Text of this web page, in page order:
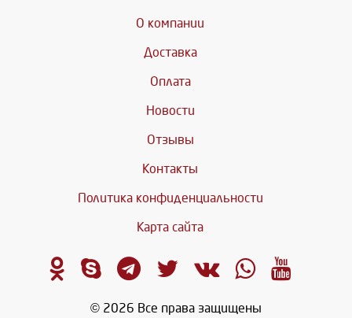
О компании
Доставка
Оплата
Новости
Отзывы
Контакты
Политика конфиденциальности
Карта сайта
© 2026 Все права защищены